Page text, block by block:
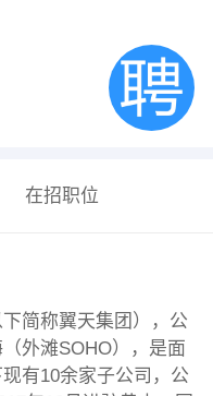
在招职位
简称翼天集团），公
外滩SOHO），是面
有10余家子公司，公